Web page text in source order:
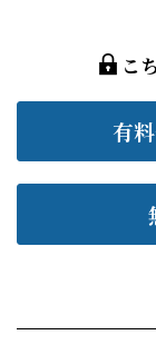
こ
有